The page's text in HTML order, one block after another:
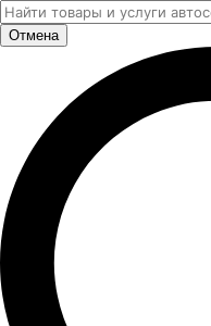
Отмена